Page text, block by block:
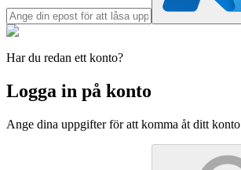
Har du redan ett konto?
Logga in på konto
Ange dina uppgifter för att komma åt ditt konto